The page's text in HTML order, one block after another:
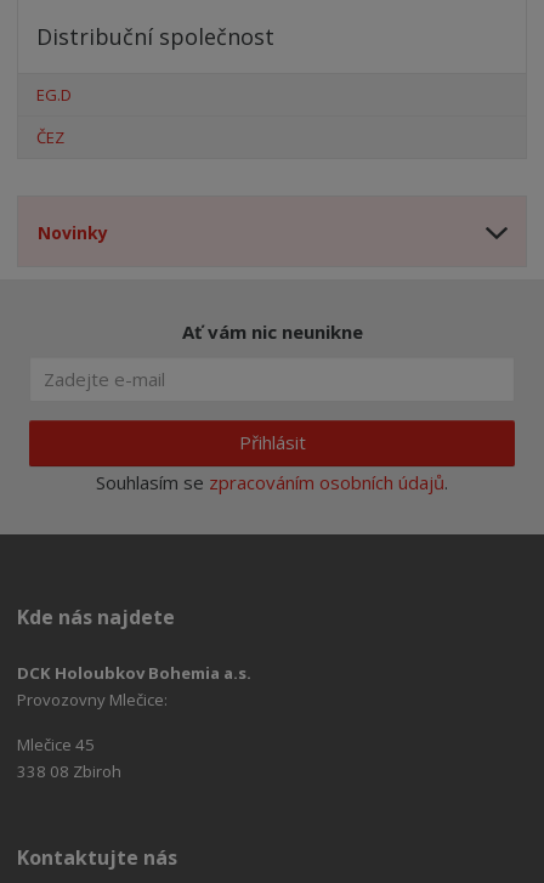
Distribuční společnost
EG.D
ČEZ
Novinky
Ať vám nic neunikne
Přihlásit
Souhlasím se zpracováním osobních údajů.
Kde nás najdete
DCK Holoubkov Bohemia a.s.
Provozovny Mlečice:
Mlečice 45
338 08 Zbiroh
Kontaktujte nás